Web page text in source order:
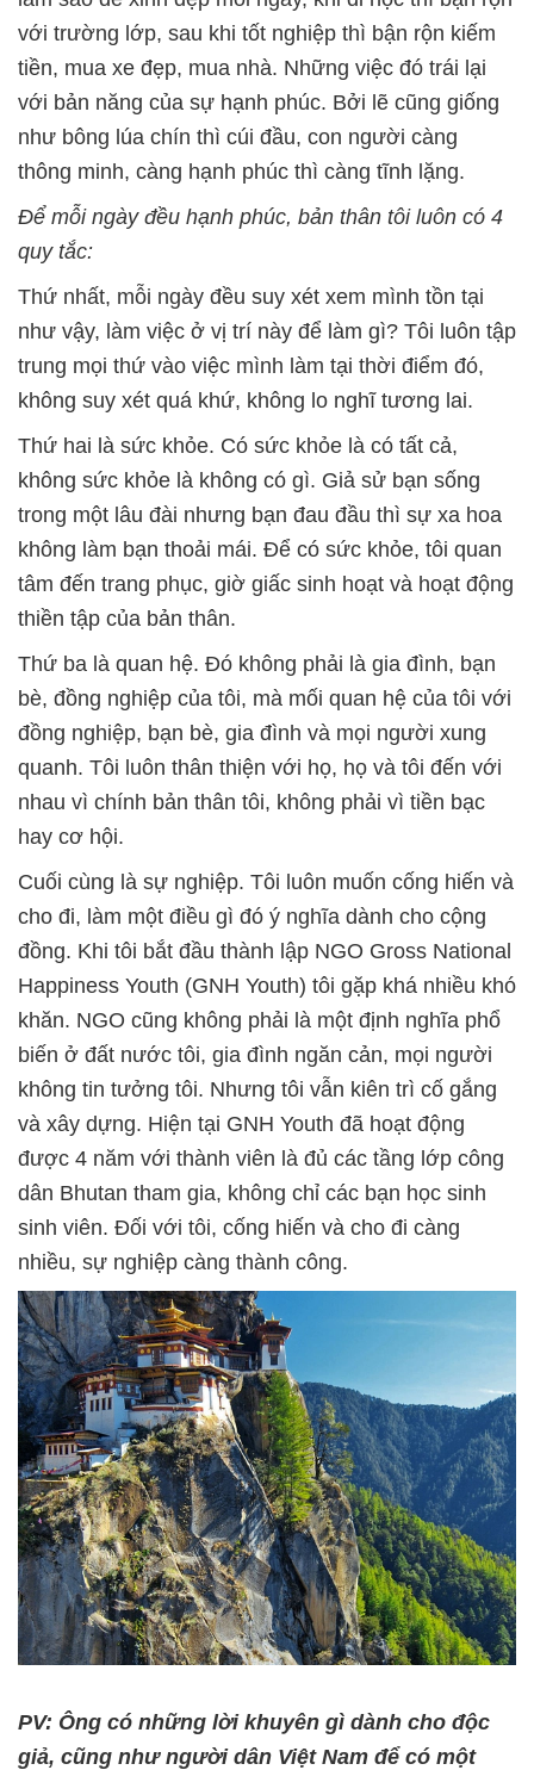
với trường lớp, sau khi tốt nghiệp thì bận rộn kiếm
tiền, mua xe đẹp, mua nhà. Những việc đó trái lại
với bản năng của sự hạnh phúc. Bởi lẽ cũng giống
như bông lúa chín thì cúi đầu, con người càng
thông minh, càng hạnh phúc thì càng tĩnh lặng.
Để mỗi ngày đều hạnh phúc, bản thân tôi luôn có 4
quy tắc:
Thứ nhất, mỗi ngày đều suy xét xem mình tồn tại
như vậy, làm việc ở vị trí này để làm gì? Tôi luôn tập
trung mọi thứ vào việc mình làm tại thời điểm đó,
không suy xét quá khứ, không lo nghĩ tương lai.
Thứ hai là sức khỏe. Có sức khỏe là có tất cả,
không sức khỏe là không có gì. Giả sử bạn sống
trong một lâu đài nhưng bạn đau đầu thì sự xa hoa
không làm bạn thoải mái. Để có sức khỏe, tôi quan
tâm đến trang phục, giờ giấc sinh hoạt và hoạt động
thiền tập của bản thân.
Thứ ba là quan hệ. Đó không phải là gia đình, bạn
bè, đồng nghiệp của tôi, mà mối quan hệ của tôi với
đồng nghiệp, bạn bè, gia đình và mọi người xung
quanh. Tôi luôn thân thiện với họ, họ và tôi đến với
nhau vì chính bản thân tôi, không phải vì tiền bạc
hay cơ hội.
Cuối cùng là sự nghiệp. Tôi luôn muốn cống hiến và
cho đi, làm một điều gì đó ý nghĩa dành cho cộng
đồng. Khi tôi bắt đầu thành lập NGO Gross National
Happiness Youth (GNH Youth) tôi gặp khá nhiều khó
khăn. NGO cũng không phải là một định nghĩa phổ
biến ở đất nước tôi, gia đình ngăn cản, mọi người
không tin tưởng tôi. Nhưng tôi vẫn kiên trì cố gắng
và xây dựng. Hiện tại GNH Youth đã hoạt động
được 4 năm với thành viên là đủ các tầng lớp công
dân Bhutan tham gia, không chỉ các bạn học sinh
sinh viên. Đối với tôi, cống hiến và cho đi càng
nhiều, sự nghiệp càng thành công.
PV: Ông có những lời khuyên gì dành cho độc
giả, cũng như người dân Việt Nam để có một